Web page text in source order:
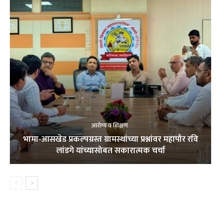
आरोग्य व शिक्षण
भामा-आसखेड प्रकल्पग्रस्त ग्रामस्थांच्या प्रश्नांवर महापौर रवि
लांडगे यांच्यासोबत सकारात्मक चर्चा